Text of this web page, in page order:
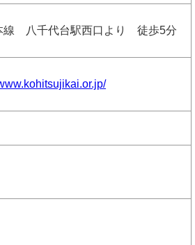
線 八千代台駅西口より 徒歩5分